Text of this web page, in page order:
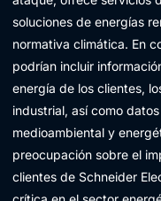
soluciones de energías
normativa climática. En
podrían incluir
energía de los clientes,
industrial, así como
medioambiental y
preocupación sobre el
clientes de Schneider